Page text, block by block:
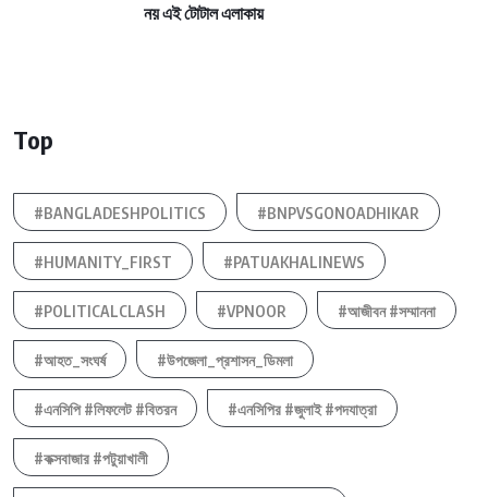
নয় এই টোটাল এলাকায়
Top
#BANGLADESHPOLITICS #BNPVSGONOADHIKAR
#HUMANITY_FIRST #PATUAKHALINEWS
#POLITICALCLASH #VPNOOR #আজীবন #সম্মাননা
#আহত_সংঘর্ষ #উপজেলা_প্রশাসন_ডিমলা
#এনসিপি #লিফলেট #বিতরন #এনসিপির #জুলাই #পদযাত্রা
#কক্সবাজার #পটুয়াখালী